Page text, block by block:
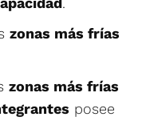
zonas más frías
zonas más frías
posee